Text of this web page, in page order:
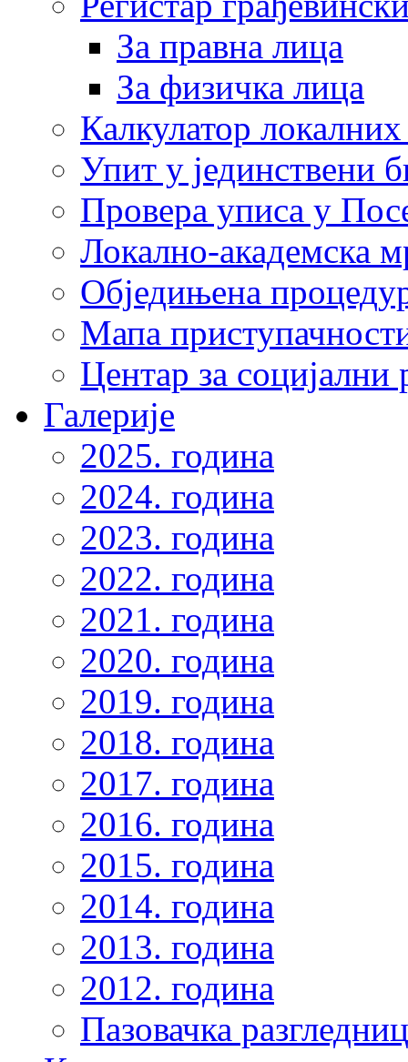
За правна лица
За физичка лица
Калкулатор
Упит у јединствени
Провера уписа у
Локално-академска
Обједињена
Мапа
Центар за
Галерије
2025. година
2024. година
2023. година
2022. година
2021. година
2020. година
2019. година
2018. година
2017. година
2016. година
2015. година
2014. година
2013. година
2012. година
Пазовачка